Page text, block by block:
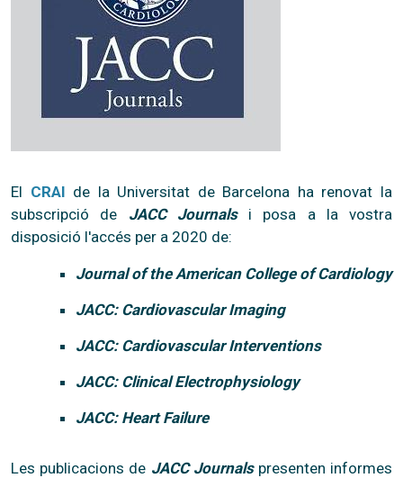
El CRAI de la Universitat de Barcelona ha renovat la
subscripció de JACC Journalsi posa a la vostra
disposició l'accés per a 2020 de:
Journal of the American College of Cardiology
JACC: Cardiovascular Imaging
JACC: Cardiovascular Interventions
JACC: Clinical Electrophysiology
JACC: Heart Failure
Les publicacions de JACC Journalspresenten informes